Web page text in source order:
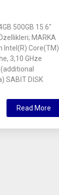
500GB 15.6″
MARKA
Intel(R) Core(TM)
3,10 GHze
SABİT DİSK
Read More